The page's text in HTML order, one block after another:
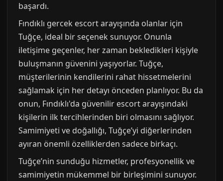
başardı.
Fındıklı gercek escort arayışında olanlar için
Tuğçe, ideal bir seçenek sunuyor. Onunla
iletişime geçenler, her zaman bekledikleri kişiyle
buluşmanın güvenini yaşıyorlar. Tuğçe,
müşterilerinin kendilerini rahat hissetmelerini
sağlamak için her detayı önceden planlıyor. Bu da
onun, Fındıklı'da güvenilir escort arayışındaki
kişilerin ilk tercihlerinden biri olmasını sağlıyor.
Samimiyeti ve doğallığı, Tuğçe’yi diğerlerinden
ayıran önemli özelliklerden sadece birkaçı.
Tuğçe’nin sunduğu hizmetler, profesyonellik ve
samimiyetin mükemmel bir birleşimini sunuyor.